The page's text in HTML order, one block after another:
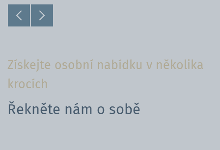
Získejte osobní nabídku v několika
krocích
Řekněte nám o sobě